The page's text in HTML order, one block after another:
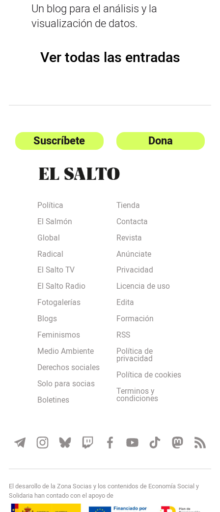
Un blog para el análisis y la
visualización de datos.
Ver todas las entradas
Suscríbete Dona
Política
El Salmón
Global
Radical
El Salto TV
El Salto Radio
Fotogalerías
Blogs
Feminismos
Medio Ambiente
Derechos sociales
Solo para socias
Boletines
Tienda
Contacta
Revista
Anúnciate
Privacidad
Licencia de uso
Edita
Formación
RSS
Política de
privacidad
Política de cookies
Terminos y
condiciones
El desarollo de la Zona Socias y los contenidos de Economía Social y
Solidaria han contado con el apoyo de